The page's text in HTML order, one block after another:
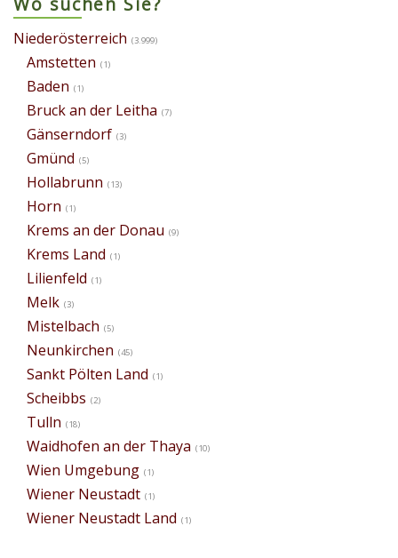
Niederösterreich (3.999)
Amstetten (1)
Baden (1)
Bruck an der Leitha (7)
Gänserndorf (3)
Gmünd (5)
Hollabrunn (13)
Horn (1)
Krems an der Donau (9)
Krems Land (1)
Lilienfeld (1)
Melk (3)
Mistelbach (5)
Neunkirchen (45)
Sankt Pölten Land (1)
Scheibbs (2)
Tulln (18)
Waidhofen an der Thaya (10)
Wien Umgebung (1)
Wiener Neustadt (1)
Wiener Neustadt Land (1)